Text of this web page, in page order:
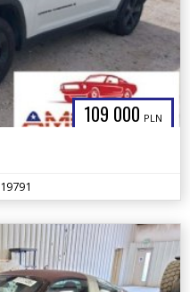
109 000 PLN
19791